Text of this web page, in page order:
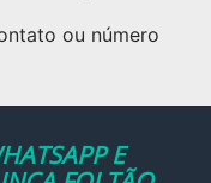
ou número
E